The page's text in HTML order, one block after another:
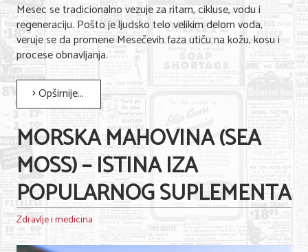
Zdravlje i medicina
Sport i rekreacija
Hobi i razonoda
ADRESAR
Posao
Usluge
Nega lica i tela
Shopping
Sve za venčanje
Mesec se tradicionalno vezuje za ritam, cikluse, vodu i
regeneraciju. Pošto je ljudsko telo velikim delom voda,
veruje se da promene Mesečevih faza utiču na kožu, kosu i
procese obnavljanja.
Opširnije...
MORSKA MAHOVINA (SEA
MOSS) – ISTINA IZA
POPULARNOG SUPLEMENTA
Zdravlje i medicina